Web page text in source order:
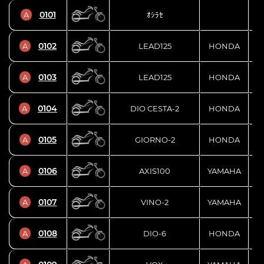
A 0101 ｵｼﾗｾ
A 0102 LEAD125 HONDA
A 0103 LEAD125 HONDA
A 0104 DIO CESTA-2 HONDA
A 0105 GIORNO-2 HONDA
A 0106 AXIS100 YAMAHA
A 0107 VINO-2 YAMAHA
A 0108 DIO-6 HONDA